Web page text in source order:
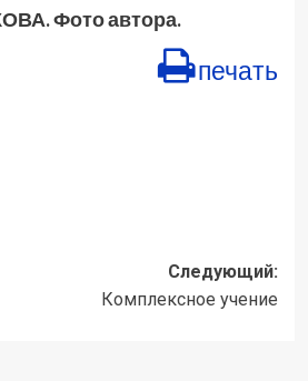
Фото автора.
печать
Следующий:
Комплексное учение